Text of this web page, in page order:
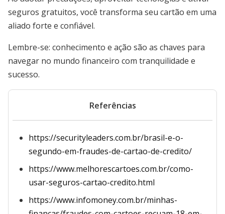
seguros gratuitos, você transforma seu cartão em uma
aliado forte e confiável.
Lembre-se: conhecimento e ação são as chaves para
navegar no mundo financeiro com tranquilidade e
sucesso.
Referências
https://securityleaders.com.br/brasil-e-o-
segundo-em-fraudes-de-cartao-de-credito/
https://www.melhorescartoes.com.br/como-
usar-seguros-cartao-credito.html
https://www.infomoney.com.br/minhas-